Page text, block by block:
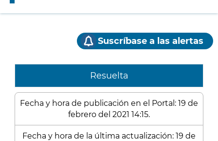
Suscríbase a las alertas
Resuelta
Fecha y hora de publicación en el Portal: 19 de
febrero del 2021 14:15.
Fecha y hora de la última actualización: 19 de